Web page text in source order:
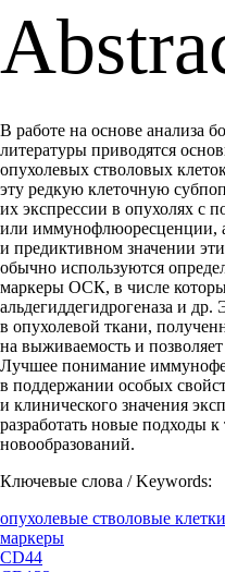
В работе на основе анализа
литературы приводятся
опухолевых стволовых
эту редкую клеточную
их экспрессии в опухолях с
или иммунофлюоресценции,
и предиктивном значении
обычно используются
маркеры ОСК, в числе
альдегиддегидрогеназа и др.
в опухолевой ткани,
на выживаемость и
Лучшее понимание
в поддержании особых
и клинического значения
разработать новые подходы
новообразований.
Ключевые слова / Keywords:
опухолевые стволовые клетки
маркеры
CD44